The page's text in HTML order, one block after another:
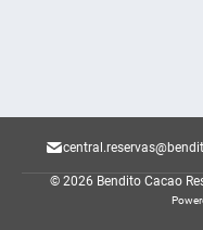
© 2026 Bendito Cacao